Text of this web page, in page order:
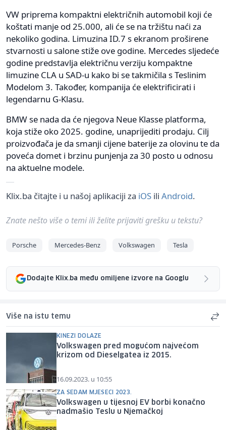
VW priprema kompaktni električnih automobil koji će
koštati manje od 25.000, ali će se na tržištu naći za
nekoliko godina. Limuzina ID.7 s ekranom proširene
stvarnosti u salone stiže ove godine. Mercedes sljedeće
godine predstavlja električnu verziju kompaktne
limuzine CLA u SAD-u kako bi se takmičila s Teslinim
Modelom 3. Također, kompanija će elektrificirati i
legendarnu G-Klasu.
BMW se nada da će njegova Neue Klasse platforma,
koja stiže oko 2025. godine, unaprijediti prodaju. Cilj
proizvođača je da smanji cijene baterije za olovinu te da
poveća domet i brzinu punjenja za 30 posto u odnosu
na aktuelne modele.
Klix.ba čitajte i u našoj aplikaciji za iOS ili Android.
Znate nešto više o temi ili želite prijaviti grešku u tekstu?
Porsche Mercedes-Benz Volkswagen Tesla
Dodajte Klix.ba među omiljene izvore na Googlu
Više na istu temu
KINEZI DOLAZE
Volkswagen pred mogućom najvećom
krizom od Dieselgatea iz 2015.
16.09.2023. u 10:55
ZA SEDAM MJESECI 2023.
Volkswagen u tijesnoj EV borbi konačno
nadmašio Teslu u Njemačkoj